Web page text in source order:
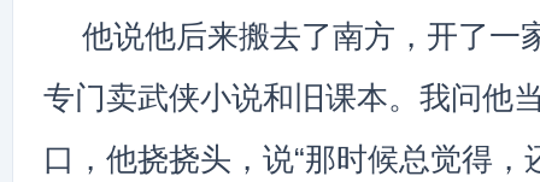
他说他后来搬去了南方，开了一
专门卖武侠小说和旧课本。我问他
口，他挠挠头，说“那时候总觉得，